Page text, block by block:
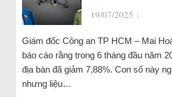
19/07/2025 |
Giám đốc Công an TP HCM – Mai
báo cáo rằng trong 6 tháng đầu năm
địa bàn đã giảm 7,88%. Con số này
nhưng liệu…